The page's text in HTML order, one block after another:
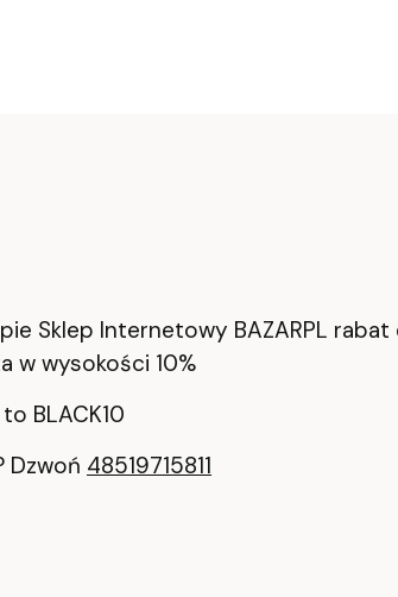
Sklep Internetowy BAZARPL rabat
w wysokości 10%
BLACK10
Dzwoń 48519715811